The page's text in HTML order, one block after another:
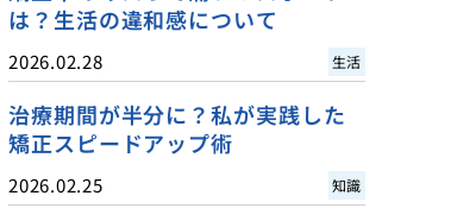
は？生活の違和感について
2026.02.28 生活
治療期間が半分に？私が実践した
矯正スピードアップ術
2026.02.25 知識